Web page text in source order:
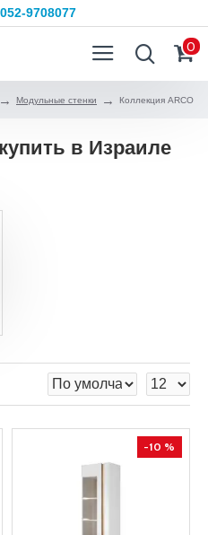
052-9708077
0
Модульные стенки Коллекция ARCO
в Израиле
-10 %